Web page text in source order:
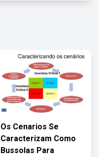
Os Cenarios Se
Caracterizam Como
Bussolas Para